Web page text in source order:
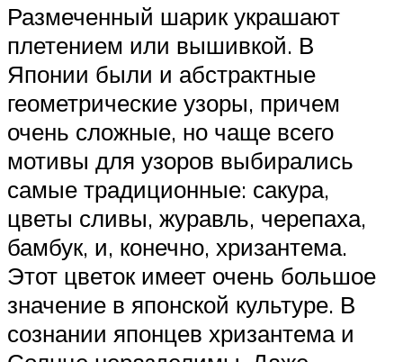
Размеченный шарик украшают
плетением или вышивкой. В
Японии были и абстрактные
геометрические узоры, причем
очень сложные, но чаще всего
мотивы для узоров выбирались
самые традиционные: сакура,
цветы сливы, журавль, черепаха,
бамбук, и, конечно, хризантема.
Этот цветок имеет очень большое
значение в японской культуре. В
сознании японцев хризантема и